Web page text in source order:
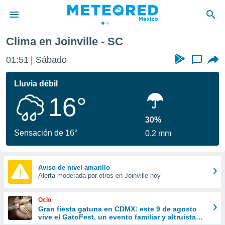
de
ha sido
para
que se
calidad.
a este
las
y
forma
digital
basada
Clima en Joinville - SC
01:51 Sábado ...
Lluvia débil
16°
Sensación de 16°
30%
0.2 mm
Aviso de nivel amarillo
Alerta moderada por otros en Joinville hoy
Ocio
Gran fiesta gatuna en CDMX: este 9 de agosto
vive el GatoFest, un evento familiar y altruista